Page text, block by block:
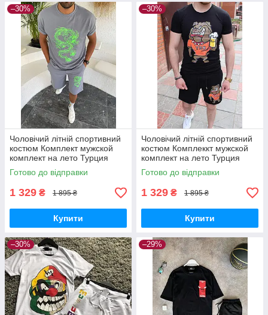
–30%
Чоловічий літній спортивний
костюм Комплект мужской
комплект на лето Турция
Готово до відправки
1 329 ₴ 1 895 ₴
Купити
–30%
Чоловічий літній спортивний
костюм Комплеккт мужской
комплект на лето Турция
Готово до відправки
1 329 ₴ 1 895 ₴
Купити
–30% –29%